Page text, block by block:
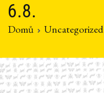
6.8.
Domů Uncategorized